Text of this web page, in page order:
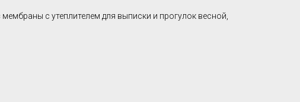
с утеплителем для выписки и прогулок весной,